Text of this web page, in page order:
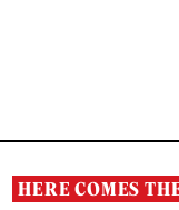
HERE COMES